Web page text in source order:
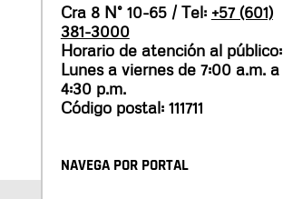
Cra 8 N° 10-65 / Tel: +57 (601)
381-3000
Horario de atención al público:
Lunes a viernes de 7:00 a.m. a
4:30 p.m.
Código postal: 111711
NAVEGA POR PORTAL